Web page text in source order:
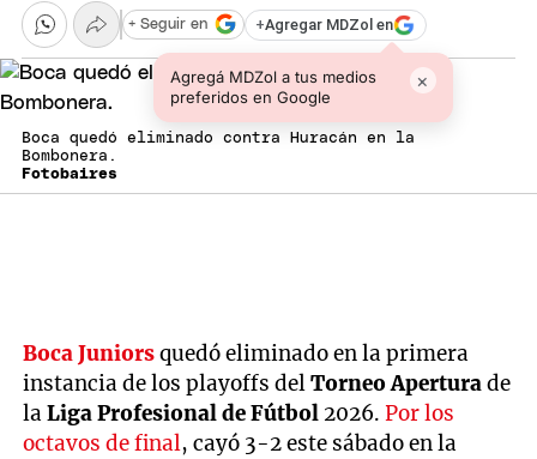
+Agregar MDZol en
Agregá MDZol a tus medios
preferidos en Google
×
+ Seguir en
Boca quedó eliminado contra Huracán en la
Bombonera.
Fotobaires
Boca Juniorsquedó eliminado en la primera
instancia de los playoffs delTorneo Aperturade
laLiga Profesional de Fútbol 2026.Por los
octavos de final, cayó 3-2 este sábado en la